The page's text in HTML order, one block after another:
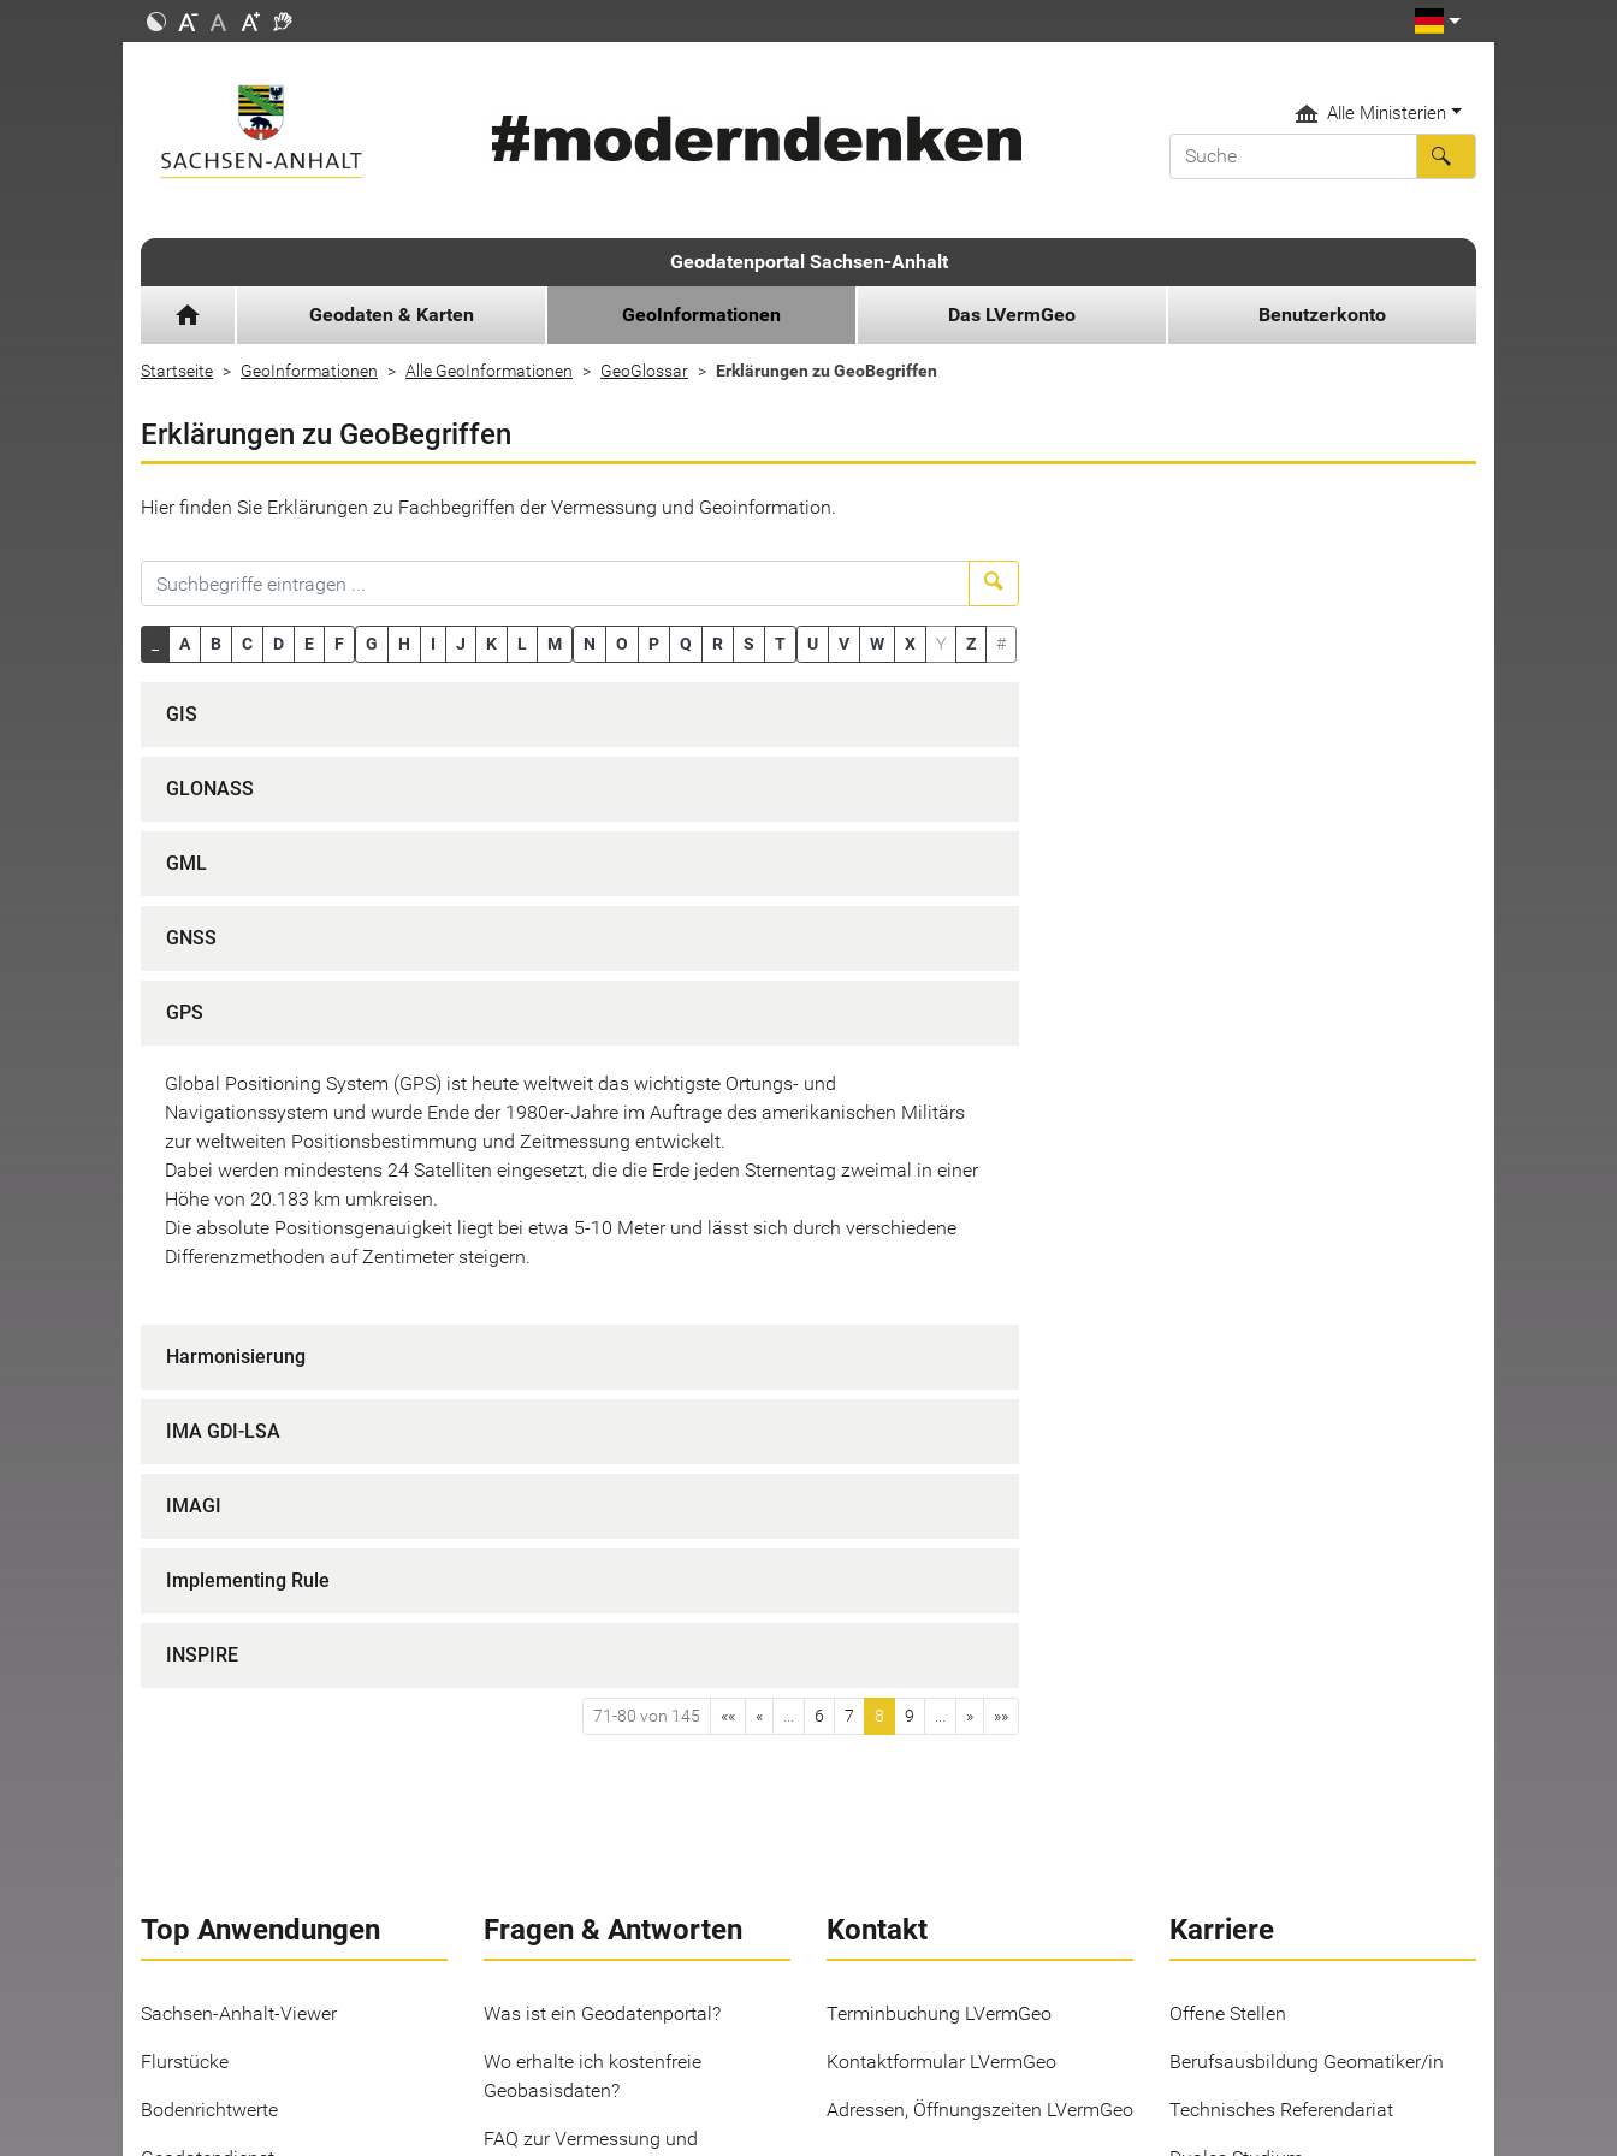
Alle Ministerien
Geodatenportal Sachsen-Anhalt
home Geodaten & Karten GeoInformationen Das LVermGeo Benutzerkonto
Startseite GeoInformationen Alle GeoInformationen GeoGlossar Erklärungen zu GeoBegriffen
Erklärungen zu GeoBegriffen
Hier finden Sie Erklärungen zu Fachbegriffen der Vermessung und Geoinformation.
A B C D E F G H I J K L M N O P Q R S T U V W X Y Z #
GIS
GLONASS
GML
GNSS
GPS
Global Positioning System (GPS) ist heute weltweit das wichtigste Ortungs- und
Navigationssystem und wurde Ende der 1980er-Jahre im Auftrage des amerikanischen Militärs
zur weltweiten Positionsbestimmung und Zeitmessung entwickelt.
Dabei werden mindestens 24 Satelliten eingesetzt, die die Erde jeden Sternentag zweimal in einer
Höhe von 20.183 km umkreisen.
Die absolute Positionsgenauigkeit liegt bei etwa 5-10 Meter und lässt sich durch verschiedene
Differenzmethoden auf Zentimeter steigern.
Harmonisierung
IMA GDI-LSA
IMAGI
Implementing Rule
INSPIRE
71-80 von 145 «« « 6 7 8 9 » »»
Top Anwendungen
Sachsen-Anhalt-Viewer
Flurstücke
Bodenrichtwerte
Fragen & Antworten
Was ist ein Geodatenportal?
Wo erhalte ich kostenfreie
Geobasisdaten?
FAQ zur Vermessung und
Kontakt
Terminbuchung LVermGeo
Kontaktformular LVermGeo
Adressen, Öffnungszeiten LVermGeo
Karriere
Offene Stellen
Berufsausbildung Geomatiker/in
Technisches Referendariat